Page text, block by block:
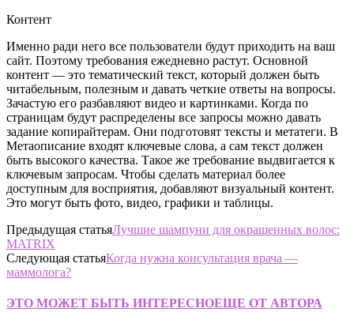
Контент
Именно ради него все пользователи будут приходить на ваш
сайт. Поэтому требования ежедневно растут. Основной
контент — это тематический текст, который должен быть
читабельным, полезным и давать четкие ответы на вопросы.
Зачастую его разбавляют видео и картинками. Когда по
страницам будут распределены все запросы можно давать
задание копирайтерам. Они подготовят тексты и метатеги. В
Метаописание входят ключевые слова, а сам текст должен
быть высокого качества. Такое же требование выдвигается к
ключевым запросам. Чтобы сделать материал более
доступным для восприятия, добавляют визуальный контент.
Это могут быть фото, видео, графики и таблицы.
Предыдущая статьяЛучшие шампуни для окрашенных волос:
MATRIX
Следующая статьяКогда нужна консультация врача —
маммолога?
ЭТО МОЖЕТ БЫТЬ ИНТЕРЕСНОЕЩЕ ОТ АВТОРА